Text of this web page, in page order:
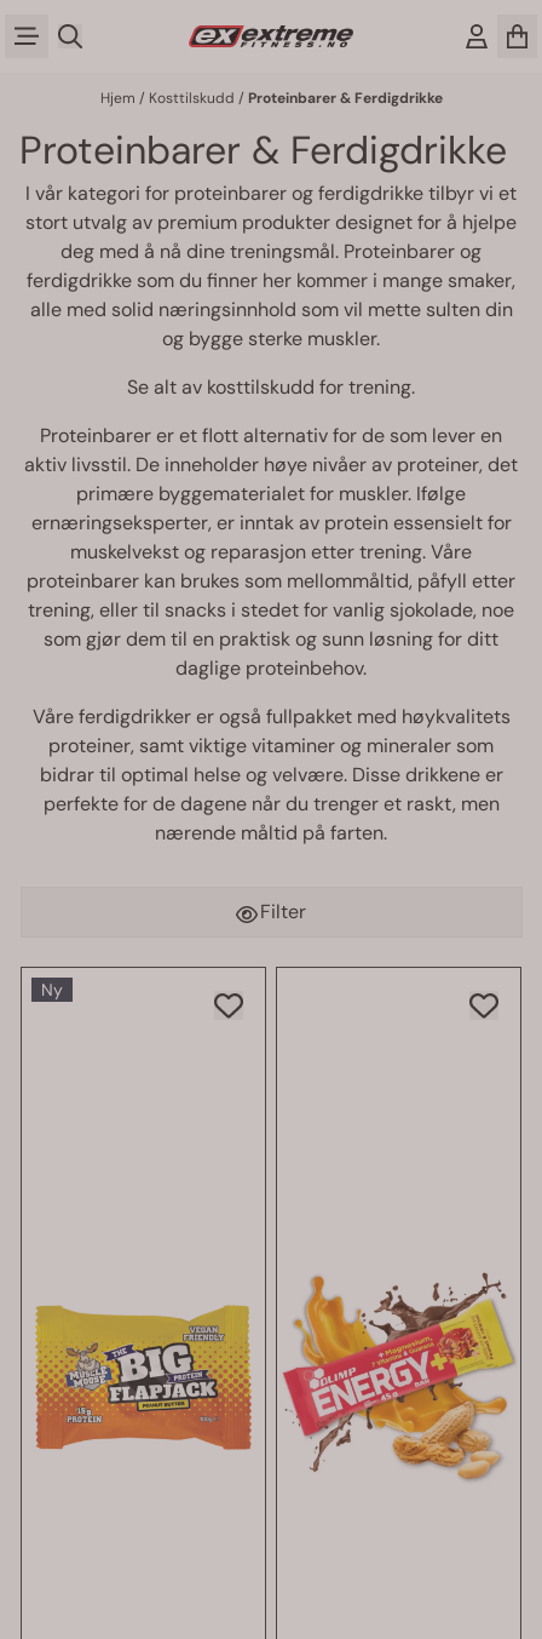
Hopp til innhold
Hjem / Kosttilskudd / Proteinbarer & Ferdigdrikke
Proteinbarer & Ferdigdrikke
I vår kategori for proteinbarer og ferdigdrikke tilbyr vi et
stort utvalg av premium produkter designet for å hjelpe
deg med å nå dine treningsmål. Proteinbarer og
ferdigdrikke som du finner her kommer i mange smaker,
alle med solid næringsinnhold som vil mette sulten din
og bygge sterke muskler.
Se alt av kosttilskudd for trening.
Proteinbarer er et flott alternativ for de som lever en
aktiv livsstil. De inneholder høye nivåer av proteiner, det
primære byggematerialet for muskler. Ifølge
ernæringseksperter, er inntak av protein essensielt for
muskelvekst og reparasjon etter trening. Våre
proteinbarer kan brukes som mellommåltid, påfyll etter
trening, eller til snacks i stedet for vanlig sjokolade, noe
som gjør dem til en praktisk og sunn løsning for ditt
daglige proteinbehov.
Våreferdigdrikkerer også fullpakket med høykvalitets
proteiner, samt viktige vitaminer og mineraler som
bidrar til optimal helse og velvære. Disse drikkene er
perfekte for de dagene når du trenger et raskt, men
nærende måltid på farten.
Filter
Ny